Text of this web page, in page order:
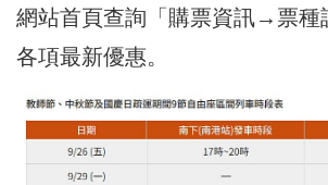
網站首頁查詢「購票資訊→票種
各項最新優惠。